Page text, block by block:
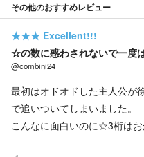
その他のおすすめレビュー
★★★ Excellent!!!
☆の数に惑わされないで一度
@combini24
最初はオドオドした主人公が
で追いついてしまいました。
こんなに面白いのに☆3桁はお